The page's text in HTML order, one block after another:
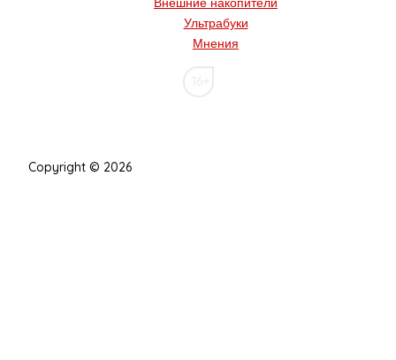
Ультрабуки
Мнения
Copyright © 2026